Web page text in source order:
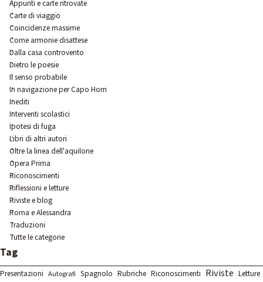
Appunti e carte ritrovate
Carte di viaggio
Coincidenze massime
Come armonie disattese
Dalla casa controvento
Dietro le poesie
Il senso probabile
In navigazione per Capo Horn
Inediti
Interventi scolastici
Ipotesi di fuga
Libri di altri autori
Oltre la linea dell'aquilone
Opera Prima
Riconoscimenti
Riflessioni e letture
Riviste e blog
Roma e Alessandra
Traduzioni
Tutte le categorie
Salta blocco Tag
Tag
Presentazioni Autografi Spagnolo Rubriche Riconoscimenti Riviste Letture